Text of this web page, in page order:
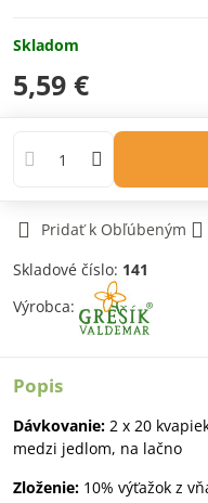
Skladom
5,59 €
Pridať k Obľúbeným
Skladové číslo: 141
Výrobca:
Popis
Dávkovanie: 2 x 20
medzi jedlom, na lačno
Zloženie: 10% výťažok z